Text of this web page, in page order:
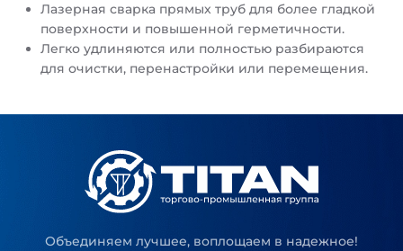
Лазерная сварка прямых труб для более гладкой
поверхности и повышенной герметичности.
Легко удлиняются или полностью разбираются
для очистки, перенастройки или перемещения.
Объединяем лучшее, воплощаем в надежное!